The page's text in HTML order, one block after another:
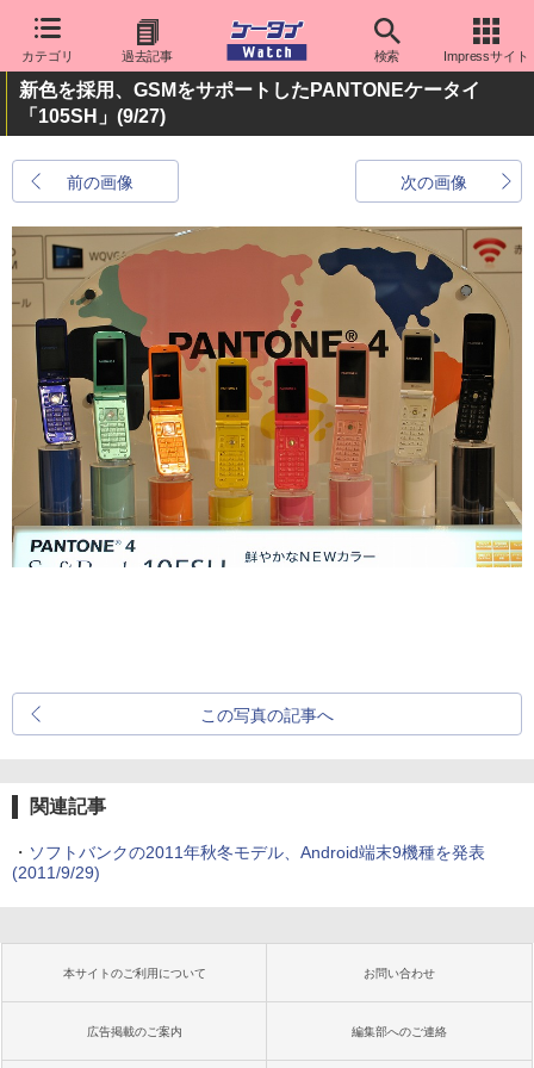
カテゴリ 過去記事 検索 Impressサイト
新色を採用、GSMをサポートしたPANTONEケータイ
「105SH」 (9/27)
前の画像 次の画像
この写真の記事へ
関連記事
・ ソフトバンクの2011年秋冬モデル、Android端末9機種を発表
(2011/9/29)
本サイトのご利用について お問い合わせ
広告掲載のご案内 編集部へのご連絡